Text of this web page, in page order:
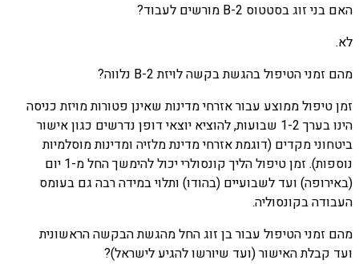
האם בני זוג בסטטוס B-2 מורשים לעבוד?
לא.
מהם זמני הטיפול בהגשת בקשה לויזת B-2 נלווה?
זמן טיפול ממוצע עבור אזרחי מדינות שאינן פטורות מויזת כניסה
הינו בערך 1-2 שבועות, להוציא יוצאי דופן נדרשים כגון אישור
ביטחוני מקדים (דוגמת אזרחי מדינת מלזיה ומדינות מוסלמיות
נוספות). זמן טיפול הליך קונסולרי יכול להימשך החל מ-1 יום
(באירופה) ועד לשבועיים (בהודו) ותלוי במידה רבה גם בעומס
העבודה בקונסוליה.
מהם זמני הטיפול עבור בן זוג החל מהגשת הבקשה הראשונית
ועד קבלת האישור (ועד שיורשו להגיע לישראל)?